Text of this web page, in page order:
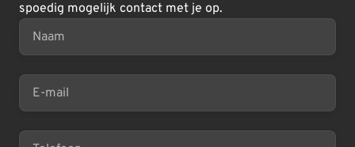
spoedig mogelijk contact met je op.